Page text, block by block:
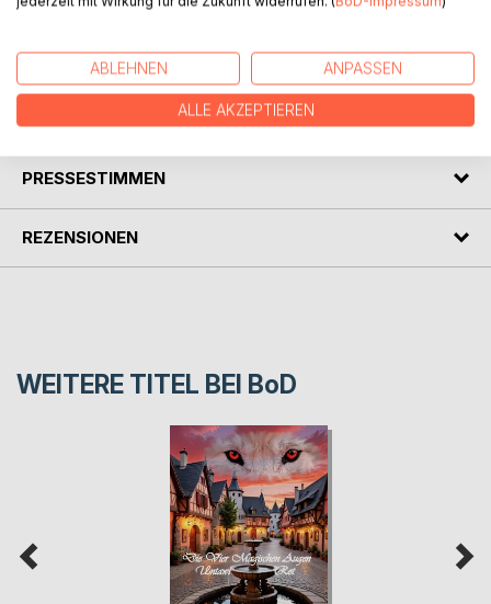
Suche nach ihr, während Beth und Rose ein Rennen mit der
grössten Fehler zu begehen.
PRESSESTIMMEN
REZENSIONEN
WEITERE TITEL BEI BoD
ABLEHNEN ANPASSEN
ALLE AKZEPTIEREN